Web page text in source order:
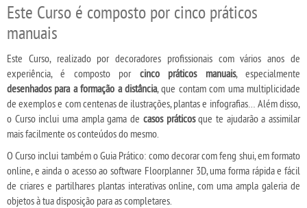
Este Curso é composto por cinco práticos
manuais
Este Curso, realizado por decoradores profissionais com vários anos de
experiência, é composto por cinco práticos manuais, especialmente
desenhados para a formação a distância, que contam com uma multiplicidade
de exemplos e com centenas de ilustrações, plantas e infografias… Além disso,
o Curso inclui uma ampla gama de casos práticosque te ajudarão a assimilar
mais facilmente os conteúdos do mesmo.
O Curso inclui também o Guia Prático: como decorar com feng shui, em formato
online, e ainda o acesso ao software Floorplanner 3D, uma forma rápida e fácil
de criares e partilhares plantas interativas online, com uma ampla galeria de
objetos à tua disposição para as completares.